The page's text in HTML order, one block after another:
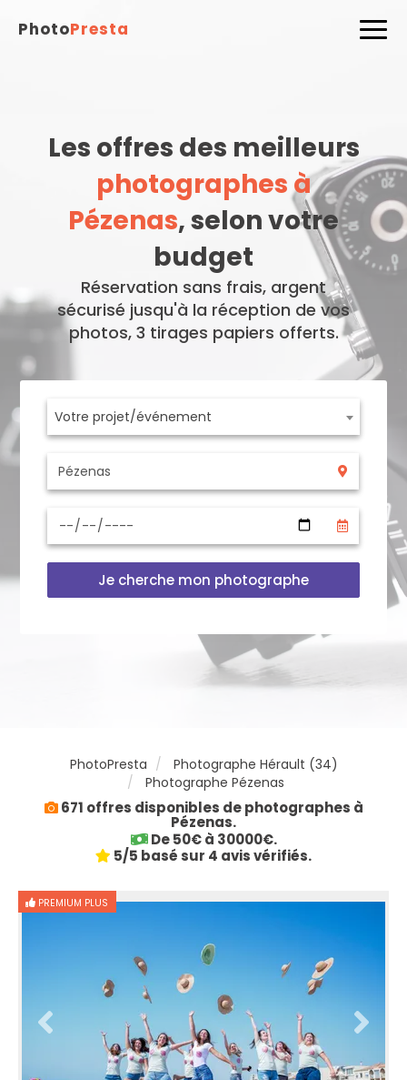
PhotoPresta
Les offres des meilleurs
photographes à
Pézenas, selon votre
budget
Réservation sans frais, argent
sécurisé jusqu'à la réception de vos
photos, 3 tirages papiers offerts.
Votre projet/événement
Je cherche mon photographe
PhotoPresta
Photographe Hérault (34)
Photographe Pézenas
671 offres disponibles de photographes à
Pézenas.
De 50€ à 30000€.
5/5 basé sur 4 avis vérifiés.
PREMIUM PLUS